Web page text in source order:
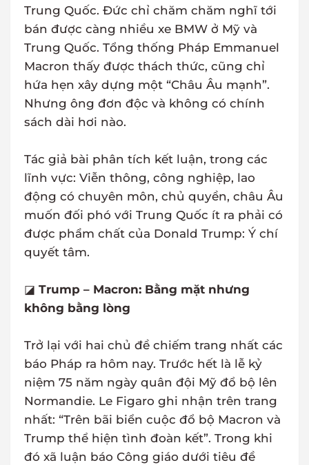
Trung Quốc. Đức chỉ chăm chăm nghĩ tới
bán được càng nhiều xe BMW ở Mỹ và
Trung Quốc. Tổng thống Pháp Emmanuel
Macron thấy được thách thức, cũng chỉ
hứa hẹn xây dựng một “Châu Âu mạnh”.
Nhưng ông đơn độc và không có chính
sách dài hơi nào.
Tác giả bài phân tích kết luận, trong các
lĩnh vực: Viễn thông, công nghiệp, lao
động có chuyên môn, chủ quyền, châu Âu
muốn đối phó với Trung Quốc ít ra phải có
được phẩm chất của Donald Trump: Ý chí
quyết tâm.
◪ Trump – Macron: Bằng mặt nhưng
không bằng lòng
Trở lại với hai chủ đề chiếm trang nhất các
báo Pháp ra hôm nay. Trước hết là lễ kỷ
niệm 75 năm ngày quân đội Mỹ đổ bộ lên
Normandie. Le Figaro ghi nhận trên trang
nhất: “Trên bãi biển cuộc đổ bộ Macron và
Trump thể hiện tình đoàn kết”. Trong khi
đó xã luận báo Công giáo dưới tiêu đề